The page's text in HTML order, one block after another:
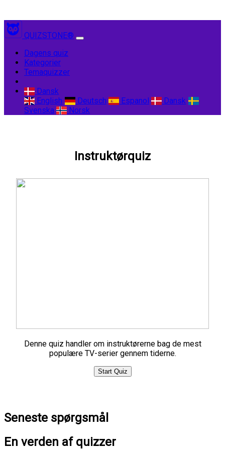
QUIZSTONE®
Dagens quiz
Kategorier
Temaquizzer
Dansk
English
Deutsch Espanol
Dansk
Svenska
Norsk
Instruktørquiz
Denne quiz handler om instruktørerne bag de mest
populære TV-serier gennem tiderne.
Start Quiz
Seneste spørgsmål
En verden af quizzer